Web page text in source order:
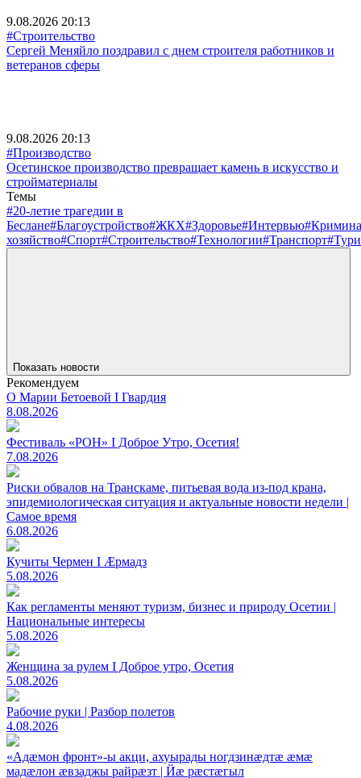
9.08.2026 20:13
#Строительство
Сергей Меняйло поздравил с днем строителя работников и
ветеранов сферы
9.08.2026 20:13
#Производство
Осетинское производство превращает камень в искусство и
стройматериалы
Темы
#20-летие трагедии в
Беслане#Благоустройство#ЖКХ#Здоровье#Интервью
хозяйство#Спорт#Строительство#Технологии#Транспорт
Показать новости
Рекомендуем
О Марии Бетоевой I Гвардия
8.08.2026
Фестиваль «РОН» I Доброе Утро, Осетия!
7.08.2026
Риски обвалов на Транскаме, питьевая вода из-под крана,
эпидемиологическая ситуация и актуальные новости недели |
Самое время
6.08.2026
Кучиты Чермен I Æрмадз
5.08.2026
Как регламенты меняют туризм, бизнес и природу Осетии |
Национальные интересы
5.08.2026
Женщина за рулем I Доброе утро, Осетия
5.08.2026
Рабочие руки | Разбор полетов
4.08.2026
«Адæмон фронт»-ы акци, ахуырады ногдзинæдтæ æмæ
мадæлон æвзаджы райрæзт | Йæ рæстæгыл